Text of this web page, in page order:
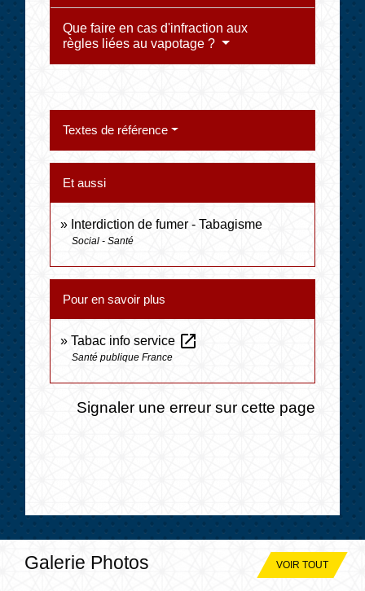
Que faire en cas d'infraction aux
règles liées au vapotage ?
Textes de référence
Et aussi
Interdiction de fumer - Tabagisme
Social - Santé
Pour en savoir plus
Tabac info service open_in_new
Santé publique France
Signaler une erreur sur cette page
Galerie Photos VOIR TOUT